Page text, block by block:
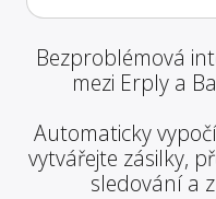
Bezproblémová
mezi Erply a
Automaticky
vytvářejte zásilky,
sledování a